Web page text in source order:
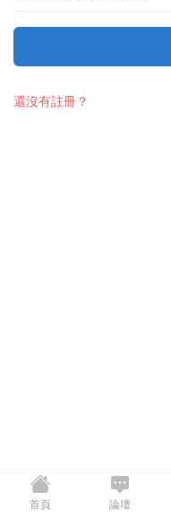
還沒有註冊？
首頁 論壇